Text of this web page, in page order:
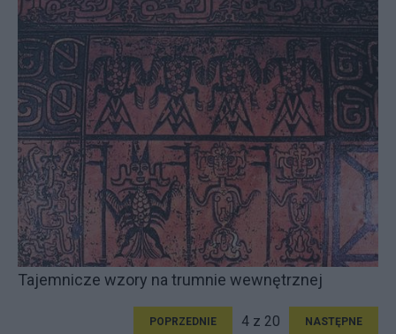
Tajemnicze wzory na trumnie wewnętrznej
POPRZEDNIE 4 z 20 NASTĘPNE